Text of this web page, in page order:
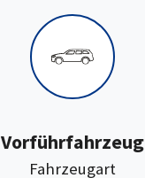
Fahrzeugart
Vorführfahrzeug